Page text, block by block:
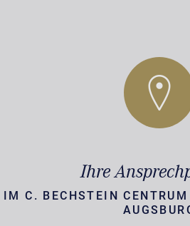
Ihre
IM C. BECHSTEIN